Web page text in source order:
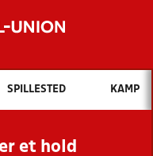
Hvad vil du søge efter?
OG NYHEDER
KLUBBER OG
SPILLESTED KAMP
et hold